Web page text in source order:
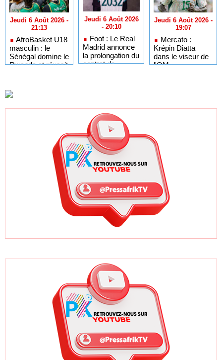
Jeudi 6 Août 2026 -
21:13
AfroBasket U18
masculin : le
Sénégal domine le
Rwanda et réussit
Jeudi 6 Août 2026
- 20:10
Foot : Le Real
Madrid annonce
la prolongation du
contrat de
Jeudi 6 Août 2026 -
19:07
Mercato :
Krépin Diatta
dans le viseur de
l'OM